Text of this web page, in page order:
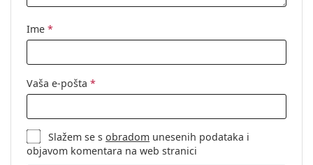
Ime *
Vaša e-pošta *
Slažem se sobradom unesenih podataka i
objavom komentara na web stranici